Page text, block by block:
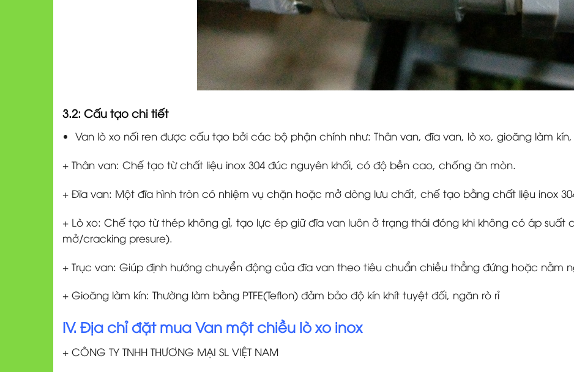
3.2: Cấu tạo chi tiết
Van lò xo nối ren được cấu tạo bởi các bộ phận chính như: Thân van, đĩa van, lò xo, gioăng làm
+ Thân van: Chế tạo từ chất liệu inox 304 đúc nguyên khối, có độ bền cao, chống ăn mòn.
+ Đĩa van: Một đĩa hình tròn có nhiệm vụ chặn hoặc mở dòng lưu chất, chế tạo bằng chất liệu inox
+ Lò xo: Chế tạo từ thép không gỉ, tạo lực ép giữ đĩa van luôn ở trạng thái đóng khi không có áp suất
mở/cracking presure).
+ Trục van: Giúp định hướng chuyển động của đĩa van theo tiêu chuẩn chiều thẳng đứng hoặc nằm
+ Gioăng làm kín: Thường làm bằng PTFE(Teflon) đảm bảo độ kín khít tuyệt đối, ngăn rò rỉ
IV. Địa chỉ đặt mua Van một chiều lò xo inox
+ CÔNG TY TNHH THƯƠNG MẠI SL VIỆT NAM